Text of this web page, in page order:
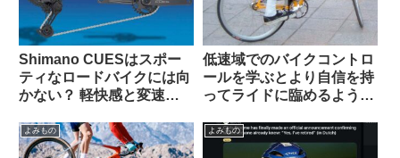
Shimano CUESはスポー
ティなロードバイクには向
かない？ 軽快感と変速の
（海外掲示板から）
低速域でのバイクコントロ
ールを学ぶとより自信を持
ってライドに臨めるように
よみもの よみもの